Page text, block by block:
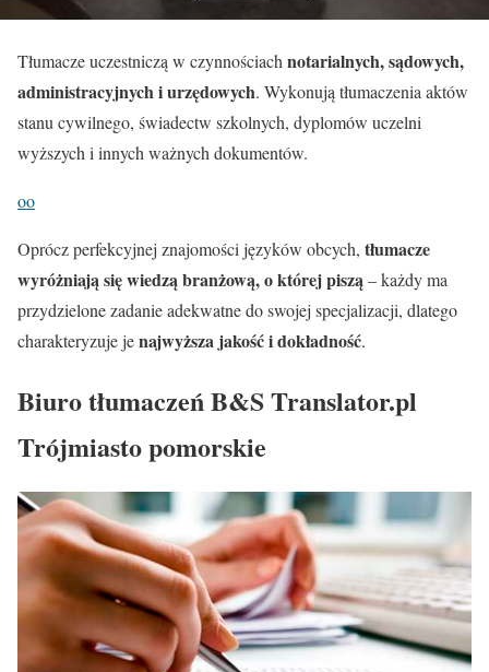
Tłumacze uczestniczą w czynnościachnotarialnych, sądowych,
administracyjnych i urzędowych. Wykonują tłumaczenia aktów
stanu cywilnego, świadectw szkolnych, dyplomów uczelni
wyższych i innych ważnych dokumentów.
oo
Oprócz perfekcyjnej znajomości języków obcych, tłumacze
wyróżniają się wiedzą branżową, o której piszą– każdy ma
przydzielone zadanie adekwatne do swojej specjalizacji, dlatego
charakteryzuje jenajwyższa jakość i dokładność.
Biuro tłumaczeń B&S Translator.pl
Trójmiasto pomorskie